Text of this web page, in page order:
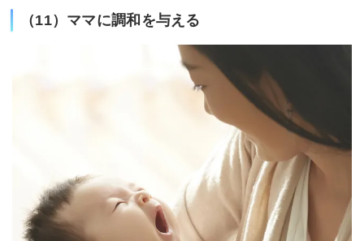
（11）ママに調和を与える